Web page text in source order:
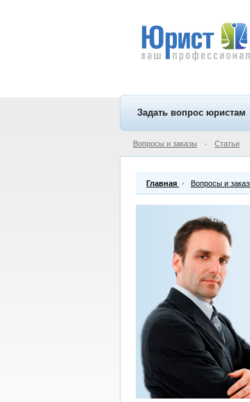
Задать вопрос юристам
Вопросы и заказы • Статьи
Главная Вопросы и